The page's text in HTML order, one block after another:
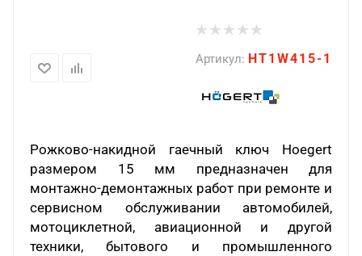
Артикул: HT1W415-1
Рожково-накидной гаечный ключ Hoegert
размером 15 мм предназначен для
монтажно-демонтажных работ при ремонте и
сервисном обслуживании автомобилей,
мотоциклетной, авиационной и другой
техники, бытового и промышленного